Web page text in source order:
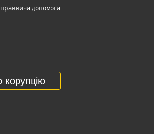
допомога
корупцію